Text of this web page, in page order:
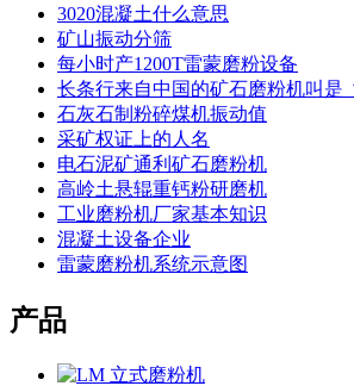
3020混凝土什么意思
矿山振动分筛
每小时产1200T雷蒙磨粉设备
长条行来自中国的矿石磨粉机叫是
石灰石制粉碎煤机振动值
采矿权证上的人名
电石泥矿通利矿石磨粉机
高岭土悬辊重钙粉研磨机
工业磨粉机厂家基本知识
混凝土设备企业
雷蒙磨粉机系统示意图
产品